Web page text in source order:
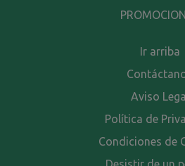
Ir arriba
Aviso
Política de
Condiciones de